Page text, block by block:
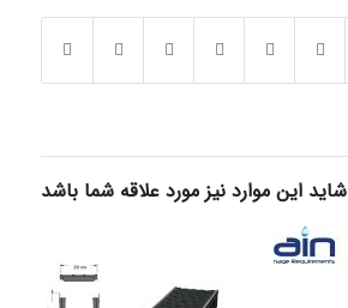
شاید این موارد نیز مورد علاقه شما باشد